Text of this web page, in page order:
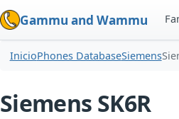
Gammu and Wammu
InicioPhones DatabaseSiemens
Siemens SK6R